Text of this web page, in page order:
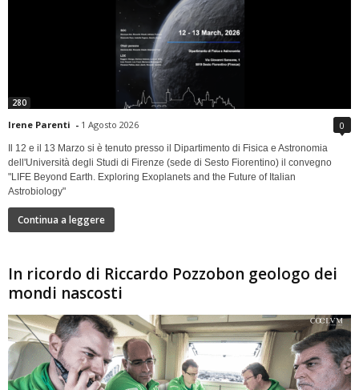
280
Irene Parenti - 1 Agosto 2026 0
Il 12 e il 13 Marzo si è tenuto presso il Dipartimento di Fisica e Astronomia
dell'Università degli Studi di Firenze (sede di Sesto Fiorentino) il convegno
"LIFE Beyond Earth. Exploring Exoplanets and the Future of Italian
Astrobiology"
Continua a leggere
In ricordo di Riccardo Pozzobon geologo dei
mondi nascosti